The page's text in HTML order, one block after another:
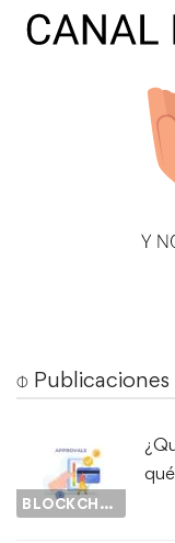
⌽
BLOCKCHAIN